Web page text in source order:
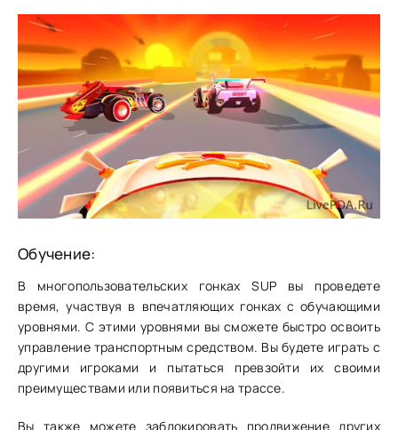
Обучение:
В многопользовательских гонках SUP вы проведете
время, участвуя в впечатляющих гонках с обучающими
уровнями. С этими уровнями вы сможете быстро освоить
управление транспортным средством. Вы будете играть с
другими игроками и пытаться превзойти их своими
преимуществами или появиться на трассе.
Вы также можете заблокировать продвижение других